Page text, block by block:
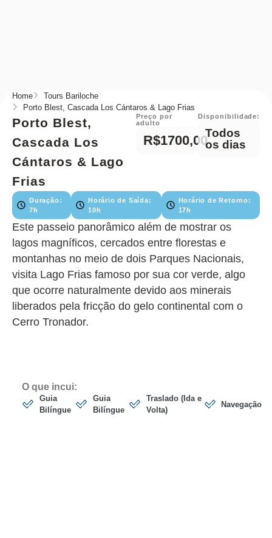
Home
Tours Bariloche
Porto Blest, Cascada Los Cántaros & Lago Frias
Porto Blest,
Cascada Los
Cántaros & Lago
Frias
Preço por
adulto
R$1700,00
Disponibilidade:
Todos
os dias
Duração:
7h
Horário de Saída:
10h
Horário de Retorno:
17h
Este passeio panorâmico além de mostrar os
lagos magníficos, cercados entre florestas e
montanhas no meio de dois Parques Nacionais,
visita Lago Frias famoso por sua cor verde, algo
que ocorre naturalmente devido aos minerais
liberados pela fricção do gelo continental com o
Cerro Tronador.
O que incui:
Guia
Bilíngue
Guia
Bilíngue
Traslado (Ida e
Volta)
Navegação